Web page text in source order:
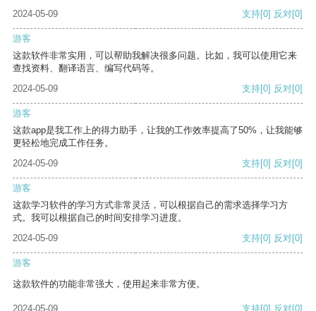
2024-05-09
支持[0] 反对[0]
游客
这款软件非常实用，可以帮助我解决很多问题。比如，我可以使用它来
查找资料、翻译语言、编写代码等。
2024-05-09
支持[0] 反对[0]
游客
这款app是我工作上的得力助手，让我的工作效率提高了50%，让我能够
更轻松地完成工作任务。
2024-05-09
支持[0] 反对[0]
游客
这款学习软件的学习方式非常灵活，可以根据自己的需求选择学习方
式。我可以根据自己的时间安排学习进度。
2024-05-09
支持[0] 反对[0]
游客
这款软件的功能非常强大，使用起来非常方便。
2024-05-09 支持[0] 反对[0]